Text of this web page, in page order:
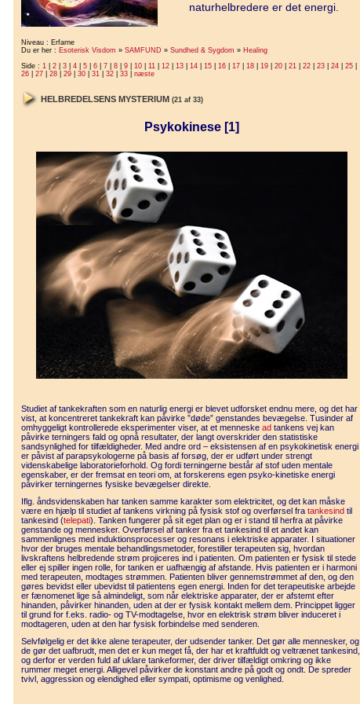
naturhelbredere er det energi.
Niveau : Erfarne
Du er her : Esoterisk Visdom » SAMFUND » Sundhed & Sygdom » Healing
Side : 1 2 3 4 5 6 7 8 9 10 11 12 13 14 15 16 17 18 19 20 21 22 23 24 25
26
27 28 29 30 31 32 33 næste
HELBREDELSENS MYSTERIUM (21 af 33)
Psykokinese [1]
Studiet af tankekraften som en naturlig energi er blevet udforsket endnu mere, og det har
vist, at koncentreret tankekraft kan påvirke ”døde” genstandes bevægelse. Tusinder af
omhyggeligt kontrollerede eksperimenter viser, at et menneske ad tankens vej kan
påvirke terningers fald og opnå resultater, der langt overskrider den statistiske
sandsynlighed for tilfældigheder. Med andre ord – eksistensen af en psykokinetisk energi
er påvist af parapsykologerne på basis af forsøg, der er udført under strengt
videnskabelige laboratorieforhold. Og fordi terningerne består af stof uden mentale
egenskaber, er der fremsat en teori om, at forskerens egen psyko-kinetiske energi
påvirker terningernes fysiske bevægelser direkte.
Iflg. åndsvidenskaben har tanken samme karakter som elektricitet, og det kan måske
være en hjælp til studiet af tankens virkning på fysisk stof og overførsel fra tankesind til
tankesind (telepati). Tanken fungerer på sit eget plan og er i stand til herfra at påvirke
genstande og mennesker. Overførsel af tanker fra et tankesind til et andet kan
sammenlignes med induktionsprocesser og resonans i elektriske apparater. I situationer
hvor der bruges mentale behandlingsmetoder, forestiller terapeuten sig, hvordan
livskraftens helbredende strøm projiceres ind i patienten. Om patienten er fysisk til stede
eller ej spiller ingen rolle, for tanken er uafhængig af afstande. Hvis patienten er i harmoni
med terapeuten, modtages strømmen. Patienten bliver gennemstrømmet af den, og den
gøres bevidst eller ubevidst til patientens egen energi. Inden for det terapeutiske arbejde
er fænomenet lige så almindeligt, som når elektriske apparater, der er afstemt efter
hinanden, påvirker hinanden, uden at der er fysisk kontakt mellem dem. Princippet ligger
til grund for f.eks. radio- og TV-modtagelse, hvor en elektrisk strøm bliver induceret i
modtageren, uden at den har fysisk forbindelse med senderen.
Selvfølgelig er det ikke alene terapeuter, der udsender tanker. Det gør alle mennesker, og
de gør det uafbrudt, men det er kun meget få, der har et kraftfuldt og veltrænet tankesind,
og derfor er verden fuld af uklare tankeformer, der driver tilfældigt omkring og ikke
rummer meget energi. Alligevel påvirker de konstant andre på godt og ondt. De spreder
tvivl, aggression og elendighed eller sympati, optimisme og venlighed.